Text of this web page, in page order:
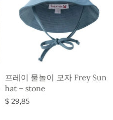
프레이 물놀이 모자 Frey Sun
hat – stone
$ 29,85